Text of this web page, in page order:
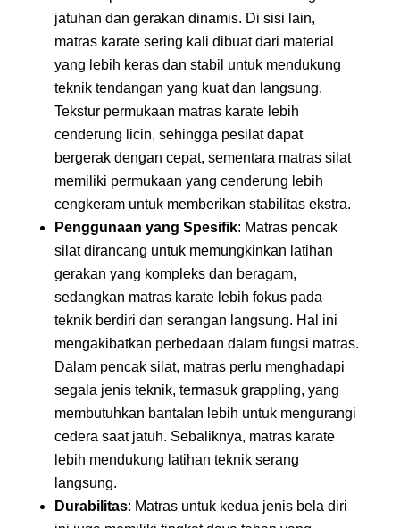
jatuhan dan gerakan dinamis. Di sisi lain,
matras karate sering kali dibuat dari material
yang lebih keras dan stabil untuk mendukung
teknik tendangan yang kuat dan langsung.
Tekstur permukaan matras karate lebih
cenderung licin, sehingga pesilat dapat
bergerak dengan cepat, sementara matras silat
memiliki permukaan yang cenderung lebih
cengkeram untuk memberikan stabilitas ekstra.
Penggunaan yang Spesifik: Matras pencak
silat dirancang untuk memungkinkan latihan
gerakan yang kompleks dan beragam,
sedangkan matras karate lebih fokus pada
teknik berdiri dan serangan langsung. Hal ini
mengakibatkan perbedaan dalam fungsi matras.
Dalam pencak silat, matras perlu menghadapi
segala jenis teknik, termasuk grappling, yang
membutuhkan bantalan lebih untuk mengurangi
cedera saat jatuh. Sebaliknya, matras karate
lebih mendukung latihan teknik serang
langsung.
Durabilitas: Matras untuk kedua jenis bela diri